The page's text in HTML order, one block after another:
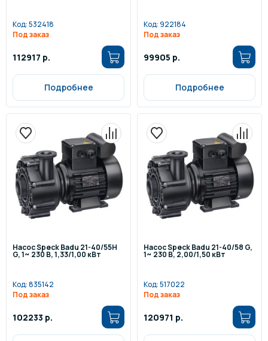
Код:532418
Под заказ
112917 р.
Подробнее
Код:922184
Под заказ
99905 р.
Подробнее
Насос Speck Badu 21-40/55H
G, 1~ 230 В, 1,33/1,00 кВт
Код:835142
Под заказ
102233 р.
Насос Speck Badu 21-40/58 G,
1~ 230 В, 2,00/1,50 кВт
Код:517022
Под заказ
120971 р.